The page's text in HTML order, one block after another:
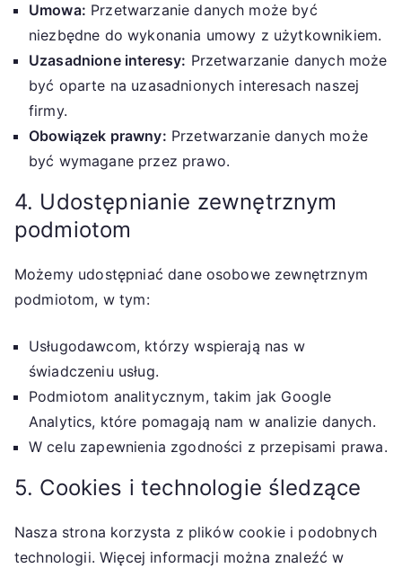
Umowa: Przetwarzanie danych może być
niezbędne do wykonania umowy z użytkownikiem.
Uzasadnione interesy: Przetwarzanie danych może
być oparte na uzasadnionych interesach naszej
firmy.
Obowiązek prawny: Przetwarzanie danych może
być wymagane przez prawo.
4. Udostępnianie zewnętrznym
podmiotom
Możemy udostępniać dane osobowe zewnętrznym
podmiotom, w tym:
Usługodawcom, którzy wspierają nas w
świadczeniu usług.
Podmiotom analitycznym, takim jak Google
Analytics, które pomagają nam w analizie danych.
W celu zapewnienia zgodności z przepisami prawa.
5. Cookies i technologie śledzące
Nasza strona korzysta z plików cookie i podobnych
technologii. Więcej informacji można znaleźć w